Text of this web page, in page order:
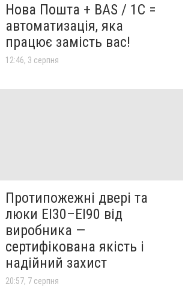
Нова Пошта + BAS / 1C =
автоматизація, яка
працює замість вас!
12:46, 3 серпня
Протипожежні двері та
люки EI30–EI90 від
виробника —
сертифікована якість і
надійний захист
20:57, 7 серпня